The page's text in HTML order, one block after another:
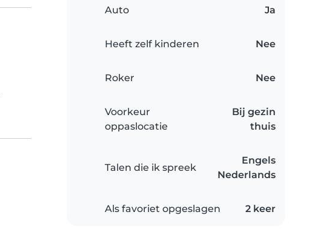
Auto Ja
Heeft zelf kinderen Nee
Roker Nee
Voorkeur
oppaslocatie
Bij gezin
thuis
Talen die ik spreek
Engels
Nederlands
Als favoriet opgeslagen 2 keer